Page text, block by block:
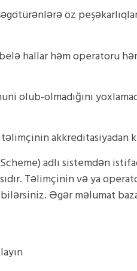
öz
hallar həm operatoru
olub-olmadığını
akkreditasiyadan
adlı sistemdən
Təlimçinin və ya
Əgər məlumat